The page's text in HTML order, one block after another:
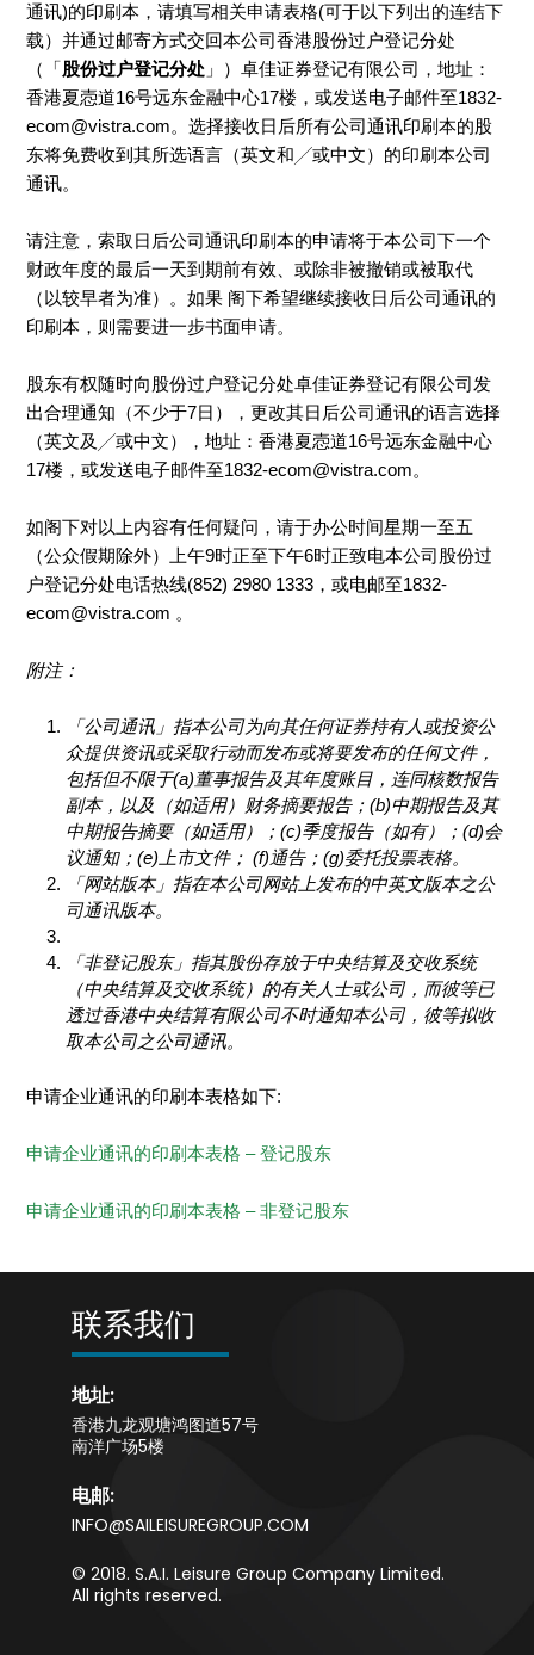
通讯)的印刷本，请填写相关申请表格(可于以下列出的连结下
载）并通过邮寄方式交回本公司香港股份过户登记分处
（「股份过户登记分处 」）卓佳证券登记有限公司，地址：
香港夏悫道16号远东金融中心17楼，或发送电子邮件至1832-
ecom@vistra.com。选择接收日后所有公司通讯印刷本的股
东将免费收到其所选语言（英文和╱或中文）的印刷本公司
通讯。
请注意，索取日后公司通讯印刷本的申请将于本公司下一个
财政年度的最后一天到期前有效、或除非被撤销或被取代
（以较早者为准）。如果 阁下希望继续接收日后公司通讯的
印刷本，则需要进一步书面申请。
股东有权随时向股份过户登记分处卓佳证券登记有限公司发
出合理通知（不少于7日），更改其日后公司通讯的语言选择
（英文及╱或中文），地址：香港夏悫道16号远东金融中心
17楼，或发送电子邮件至1832-ecom@vistra.com。
如阁下对以上内容有任何疑问，请于办公时间星期一至五
（公众假期除外）上午9时正至下午6时正致电本公司股份过
户登记分处电话热线(852) 2980 1333，或电邮至1832-
ecom@vistra.com 。
附注：
「公司通讯」指本公司为向其任何证券持有人或投资公
众提供资讯或采取行动而发布或将要发布的任何文件，
包括但不限于(a)董事报告及其年度账目，连同核数报告
副本，以及（如适用）财务摘要报告；(b)中期报告及其
中期报告摘要（如适用）；(c)季度报告（如有）；(d)会
议通知；(e)上市文件； (f)通告；(g)委托投票表格。
「网站版本」指在本公司网站上发布的中英文版本之公
司通讯版本。
「非登记股东」指其股份存放于中央结算及交收系统
（中央结算及交收系统）的有关人士或公司，而彼等已
透过香港中央结算有限公司不时通知本公司，彼等拟收
取本公司之公司通讯。
申请企业通讯的印刷本表格如下:
申请企业通讯的印刷本表格 – 登记股东
申请企业通讯的印刷本表格 – 非登记股东
联系我们
地址:
香港九龙观塘鸿图道57号
南洋广场5楼
电邮:
INFO@SAILEISUREGROUP.COM
© 2018. S.A.I. Leisure Group Company Limited.
All rights reserved.